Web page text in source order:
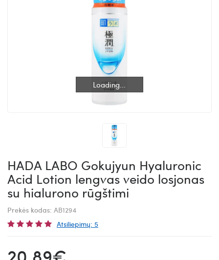
Loading...
Loading...
HADA LABO Gokujyun Hyaluronic
Acid Lotion lengvas veido losjonas
su hialurono rūgštimi
Prekės kodas: AB1294
Atsiliepimų: 5